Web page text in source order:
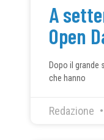
A
Open
Dopo il grande
che hanno
Redazione